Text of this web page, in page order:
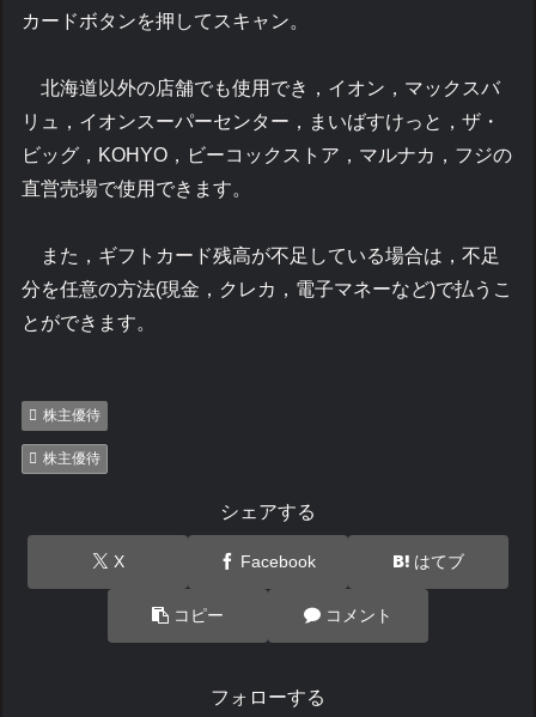
カードボタンを押してスキャン。
北海道以外の店舗でも使用でき，イオン，マックスバ
リュ，イオンスーパーセンター，まいばすけっと，ザ・
ビッグ，KOHYO，ビーコックストア，マルナカ，フジの
直営売場で使用できます。
また，ギフトカード残高が不足している場合は，不足
分を任意の方法(現金，クレカ，電子マネーなど)で払うこ
とができます。
株主優待
株主優待
シェアする
X Facebook はてブ
コピー コメント
フォローする